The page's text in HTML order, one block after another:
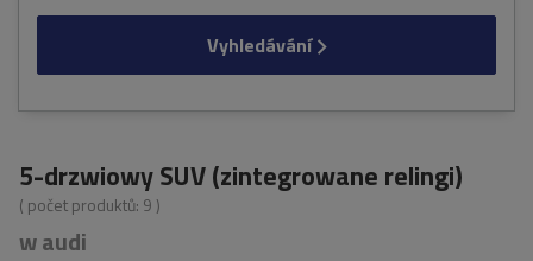
Vyhledávání
5-drzwiowy SUV (zintegrowane relingi)
( počet produktů: 9 )
w audi